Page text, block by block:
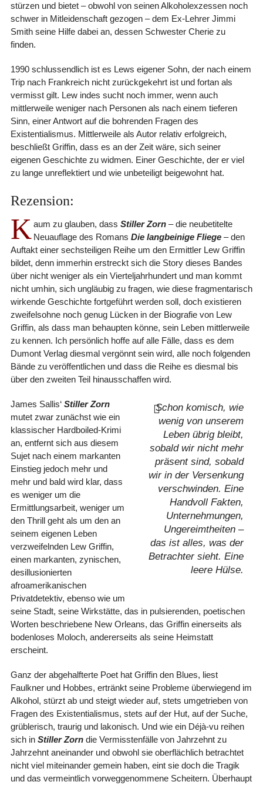
stürzen und bietet – obwohl von seinen Alkoholexzessen noch
schwer in Mitleidenschaft gezogen – dem Ex-Lehrer Jimmi
Smith seine Hilfe dabei an, dessen Schwester Cherie zu
finden.
1990 schlussendlich ist es Lews eigener Sohn, der nach einem
Trip nach Frankreich nicht zurückgekehrt ist und fortan als
vermisst gilt. Lew indes sucht noch immer, wenn auch
mittlerweile weniger nach Personen als nach einem tieferen
Sinn, einer Antwort auf die bohrenden Fragen des
Existentialismus. Mittlerweile als Autor relativ erfolgreich,
beschließt Griffin, dass es an der Zeit wäre, sich seiner
eigenen Geschichte zu widmen. Einer Geschichte, der er viel
zu lange unreflektiert und wie unbeteiligt beigewohnt hat.
Rezension:
K aum zu glauben, dass Stiller Zorn– die neubetitelte
Neuauflage des Romans Die langbeinige Fliege– den
Auftakt einer sechsteiligen Reihe um den Ermittler Lew Griffin
bildet, denn immerhin erstreckt sich die Story dieses Bandes
über nicht weniger als ein Vierteljahrhundert und man kommt
nicht umhin, sich ungläubig zu fragen, wie diese fragmentarisch
wirkende Geschichte fortgeführt werden soll, doch existieren
zweifelsohne noch genug Lücken in der Biografie von Lew
Griffin, als dass man behaupten könne, sein Leben mittlerweile
zu kennen. Ich persönlich hoffe auf alle Fälle, dass es dem
Dumont Verlag diesmal vergönnt sein wird, alle noch folgenden
Bände zu veröffentlichen und dass die Reihe es diesmal bis
über den zweiten Teil hinausschaffen wird.
Schon komisch, wie
wenig von unserem
Leben übrig bleibt,
sobald wir nicht mehr
präsent sind, sobald
wir in der Versenkung
verschwinden. Eine
Handvoll Fakten,
Unternehmungen,
Ungereimtheiten –
das ist alles, was der
Betrachter sieht. Eine
leere Hülse.
James Sallis‘ Stiller Zorn
mutet zwar zunächst wie ein
klassischer Hardboiled-Krimi
an, entfernt sich aus diesem
Sujet nach einem markanten
Einstieg jedoch mehr und
mehr und bald wird klar, dass
es weniger um die
Ermittlungsarbeit, weniger um
den Thrill geht als um den an
seinem eigenen Leben
verzweifelnden Lew Griffin,
einen markanten, zynischen,
desillusionierten
afroamerikanischen
Privatdetektiv, ebenso wie um
seine Stadt, seine Wirkstätte, das in pulsierenden, poetischen
Worten beschriebene New Orleans, das Griffin einerseits als
bodenloses Moloch, andererseits als seine Heimstatt
erscheint.
Ganz der abgehalfterte Poet hat Griffin den Blues, liest
Faulkner und Hobbes, ertränkt seine Probleme überwiegend im
Alkohol, stürzt ab und steigt wieder auf, stets umgetrieben von
Fragen des Existentialismus, stets auf der Hut, auf der Suche,
grüblerisch, traurig und lakonisch. Und wie ein Déjà-vu reihen
sich in Stiller Zorndie Vermisstenfälle von Jahrzehnt zu
Jahrzehnt aneinander und obwohl sie oberflächlich betrachtet
nicht viel miteinander gemein haben, eint sie doch die Tragik
und das vermeintlich vorweggenommene Scheitern. Überhaupt